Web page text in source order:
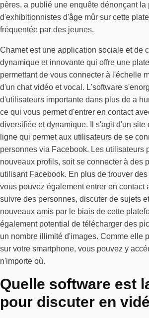
pères, a publié une enquête dénonçant la
d'exhibitionnistes d'âge mûr sur cette
fréquentée par des jeunes.
Chamet est une application sociale et de
dynamique et innovante qui offre une
permettant de vous connecter à l'échelle
d'un chat vidéo et vocal. L'software
d'utilisateurs importante dans plus de a
ce qui vous permet d'entrer en contact
diversifiée et dynamique. Il s'agit d'un site
ligne qui permet aux utilisateurs de se
personnes via Facebook. Les utilisateurs
nouveaux profils, soit se connecter à des
utilisant Facebook. En plus de trouver
vous pouvez également entrer en contact
suivre des personnes, discuter de sujets
nouveaux amis par le biais de cette
également potential de télécharger des
un nombre illimité d'images. Comme elle
sur votre smartphone, vous pouvez y
n'importe où.
Quelle software est
pour discuter en